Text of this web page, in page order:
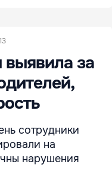
за
сотрудники
на
нарушения